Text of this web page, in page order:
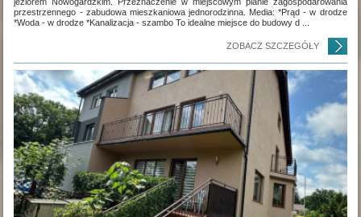
przestrzennego - zabudowa mieszkaniowa jednorodzinna. Media: *Prąd - w drodze
*Woda - w drodze *Kanalizacja - szambo To idealne miejsce do budowy d ...
ZOBACZ SZCZEGÓŁY